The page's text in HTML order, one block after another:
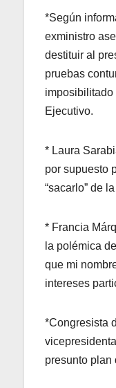
*Según
exministro
destituir al
pruebas
imposibilitado
Ejecutivo.
* Laura
por supuesto
“sacarlo” de
* Francia
la polémica
que mi
intereses
*Congresista
presunto plan